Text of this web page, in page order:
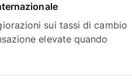
sui tassi di cambio
elevate quando